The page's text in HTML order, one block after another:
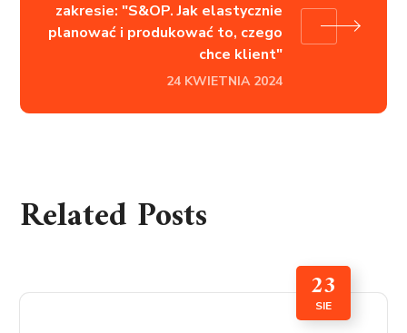
zakresie: "S&OP. Jak elastycznie
planować i produkować to, czego
chce klient"
24 KWIETNIA 2024
Related Posts
23
SIE